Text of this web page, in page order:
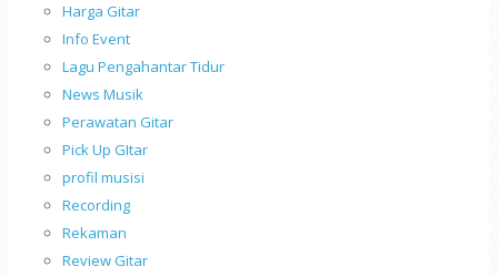
Harga Gitar
Info Event
Lagu Pengahantar Tidur
News Musik
Perawatan Gitar
Pick Up GItar
profil musisi
Recording
Rekaman
Review Gitar